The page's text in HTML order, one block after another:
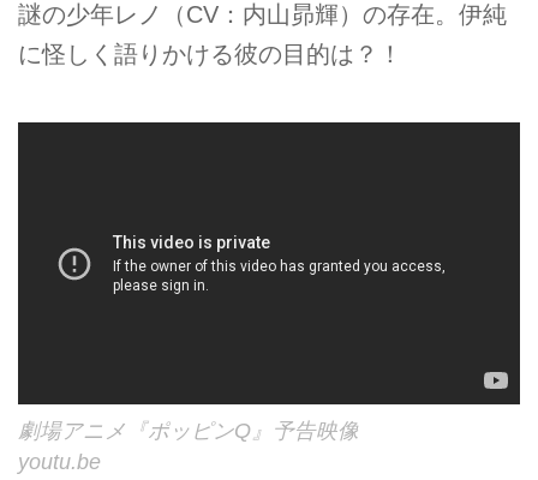
謎の少年レノ（CV：内山昴輝）の存在。伊純
に怪しく語りかける彼の目的は？！
劇場アニメ『ポッピンQ』予告映像
youtu.be